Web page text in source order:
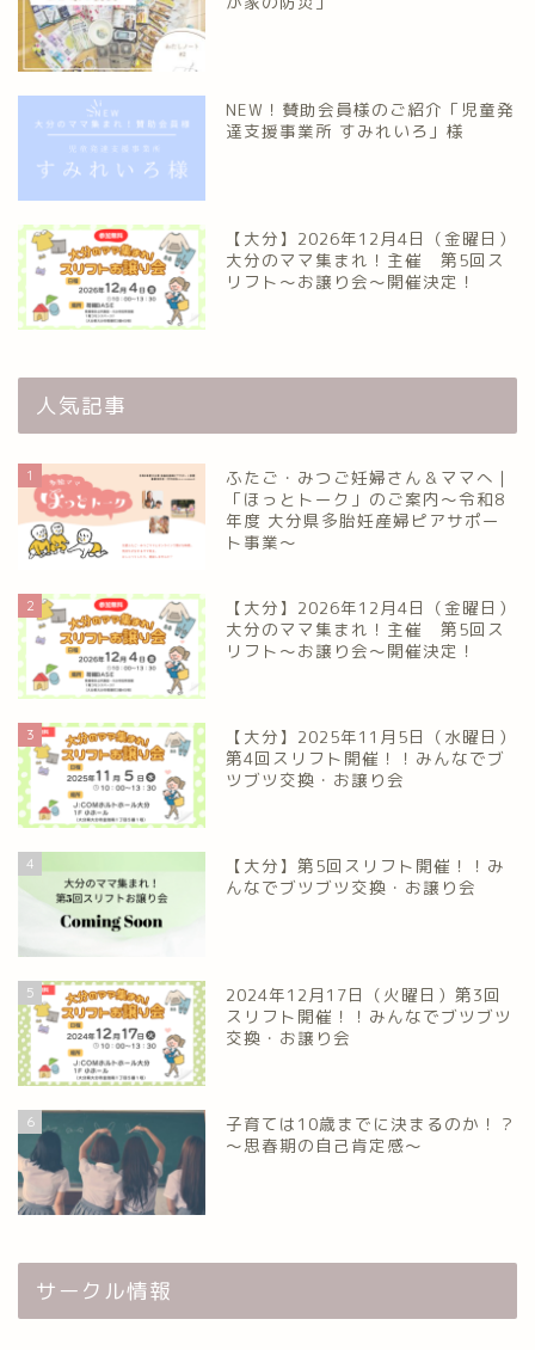
NEW！賛助会員様のご紹介「児童発
達支援事業所 すみれいろ」様
【大分】2026年12月4日（金曜日）
大分のママ集まれ！主催 第5回ス
リフト〜お譲り会〜開催決定！
人気記事
1
ふたご・みつご妊婦さん＆ママへ｜
「ほっとトーク」のご案内～令和8
年度 大分県多胎妊産婦ピアサポー
ト事業～
2
【大分】2026年12月4日（金曜日）
大分のママ集まれ！主催 第5回ス
リフト〜お譲り会〜開催決定！
3
【大分】2025年11月5日（水曜日）
第4回スリフト開催！！みんなでブ
ツブツ交換・お譲り会
4
【大分】第5回スリフト開催！！み
んなでブツブツ交換・お譲り会
5
2024年12月17日（火曜日）第3回
スリフト開催！！みんなでブツブツ
交換・お譲り会
6
子育ては10歳までに決まるのか！？
～思春期の自己肯定感～
サークル情報